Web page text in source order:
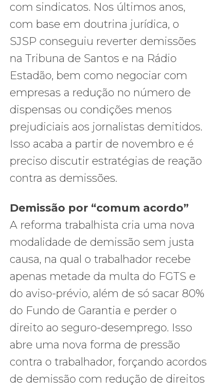
com sindicatos. Nos últimos anos,
com base em doutrina jurídica, o
SJSP conseguiu reverter demissões
na Tribuna de Santos e na Rádio
Estadão, bem como negociar com
empresas a redução no número de
dispensas ou condições menos
prejudiciais aos jornalistas demitidos.
Isso acaba a partir de novembro e é
preciso discutir estratégias de reação
contra as demissões.
Demissão por “comum acordo”
A reforma trabalhista cria uma nova
modalidade de demissão sem justa
causa, na qual o trabalhador recebe
apenas metade da multa do FGTS e
do aviso-prévio, além de só sacar 80%
do Fundo de Garantia e perder o
direito ao seguro-desemprego. Isso
abre uma nova forma de pressão
contra o trabalhador, forçando acordos
de demissão com redução de direitos